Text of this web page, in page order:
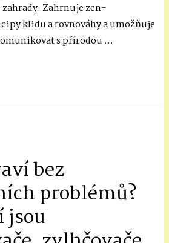
Zahrnuje zen-
klidu a rovnováhy a umožňuje
s přírodou …
bez
problémů?
jsou